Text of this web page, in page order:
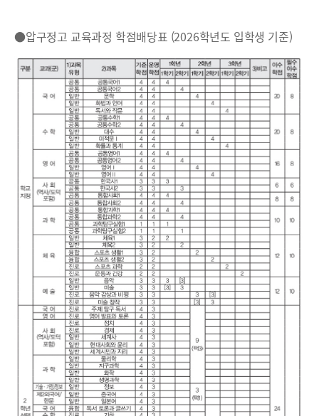
●압구정고 교육과정 학점배당표 (2026학년도 입학생 기준)